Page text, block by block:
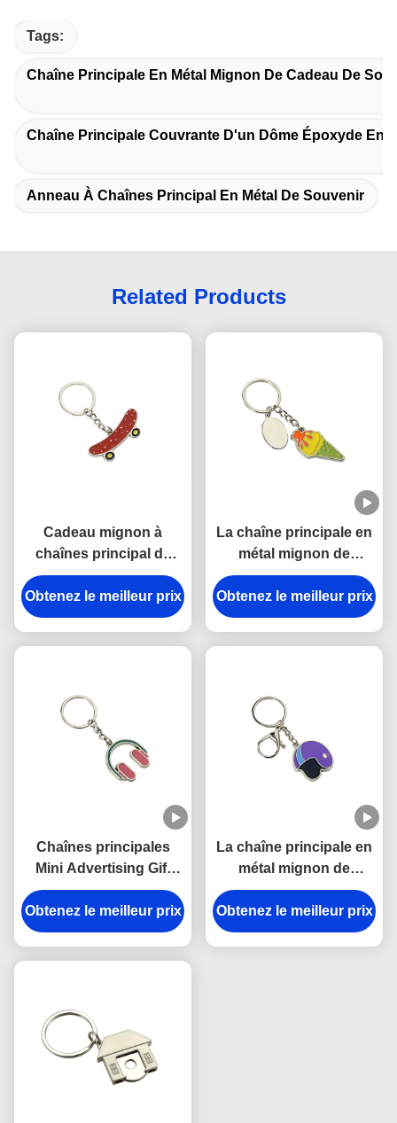
Tags:
Chaîne Principale En Métal Mignon De Cadeau De
Chaîne Principale Couvrante D'un Dôme Époxyde En
Anneau À Chaînes Principal En Métal De Souvenir
Related Products
Cadeau mignon à
chaînes principal de
souvenir de la planche
à roulettes en alliage de
zinc mini 3.5mm
Obtenez le meilleur prix
La chaîne principale en
métal mignon de
Pantone émaillent la
chaîne principale
épaisse de crème
Obtenez le meilleur prix
Chaînes principales
Mini Advertising Gift
Keyring d'écouteur
d'émail rose de fer
Obtenez le meilleur prix
La chaîne principale en
métal mignon de
casque de Pantone de
souvenir émaillent
l'épaisseur d'Iron Man
Obtenez le meilleur prix